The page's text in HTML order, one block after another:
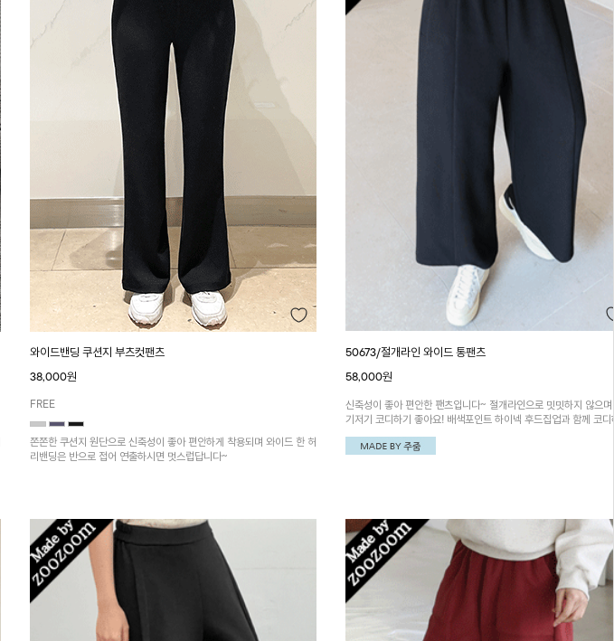
와이드밴딩 쿠션지 부츠컷팬츠
38,000원
FREE
쫀쫀한 쿠션지 원단으로 신축성이 좋아 편안하게 착용되며 와이드 한 허
리밴딩은 반으로 접어 연출하시면 멋스럽답니다~
50673/절개라인 와이드 통팬츠
58,000원
신축성이 좋아 편안한 팬츠입니다~ 절개라인으로 밋밋하지 않으며
기저기 코디하기 좋아요! 배색포인트 하이넥 후드집업과 함께 코디
면 더욱 멋스러워요~!